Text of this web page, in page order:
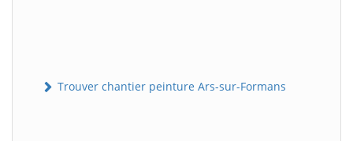
Trouver chantier peinture Ars-sur-Formans